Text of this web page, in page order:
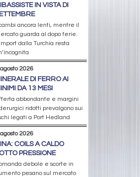
IN VISTA DI
ancora lenti, mentre il
guarda al dopo ferie.
dalla Turchia resta
2026
DI FERRO AI
DA 13 MESI
abbondante e margini
ridotti prevalgono sui
legati a Port Hedland
2026
COILS A CALDO
PRESSIONE
debole e scorte in
pesano sul mercato